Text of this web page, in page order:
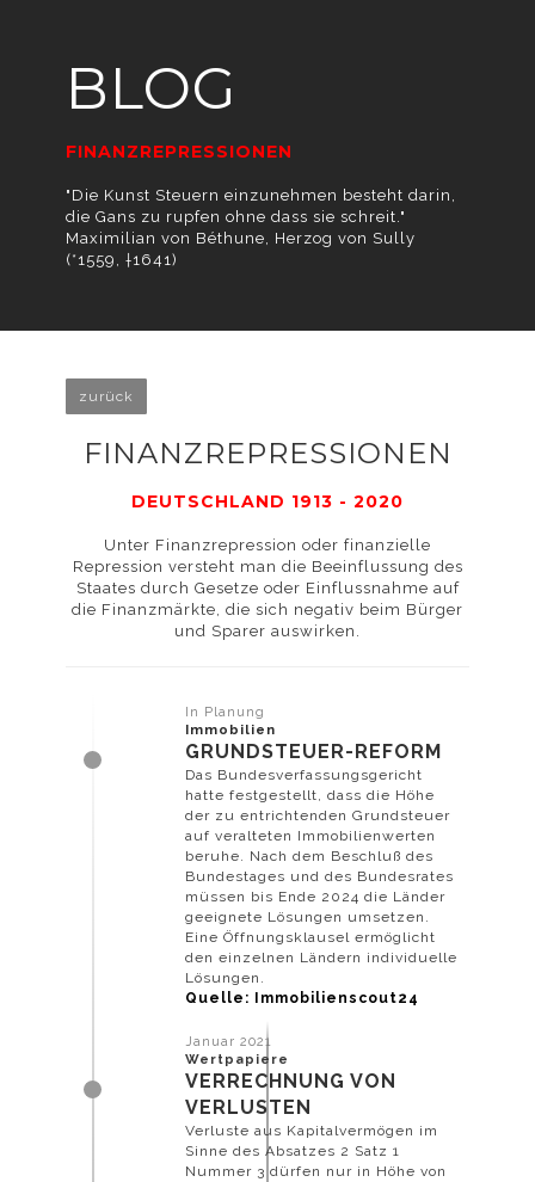
Cookies
Informationen
und wie Sie der
Verwendung von
Cookies jederzeit
BLOG
FINANZREPRESSIONEN
"Die Kunst Steuern einzunehmen besteht darin,
die Gans zu rupfen ohne dass sie schreit."
Maximilian von Béthune, Herzog von Sully
(*1559, †1641)
zurück
FINANZREPRESSIONEN
DEUTSCHLAND 1913 - 2020
Unter Finanzrepression oder finanzielle
Repression versteht man die Beeinflussung des
Staates durch Gesetze oder Einflussnahme auf
die Finanzmärkte, die sich negativ beim Bürger
und Sparer auswirken.
In Planung
Immobilien
GRUNDSTEUER-REFORM
Das Bundesverfassungsgericht
hatte festgestellt, dass die Höhe
der zu entrichtenden Grundsteuer
auf veralteten Immobilienwerten
beruhe. Nach dem Beschluß des
Bundestages und des Bundesrates
müssen bis Ende 2024 die Länder
geeignete Lösungen umsetzen.
Eine Öffnungsklausel ermöglicht
den einzelnen Ländern individuelle
Lösungen.
Quelle: Immobilienscout24
Januar 2021
Wertpapiere
VERRECHNUNG VON
VERLUSTEN
Verluste aus Kapitalvermögen im
Sinne des Absatzes 2 Satz 1
Nummer 3 dürfen nur in Höhe von